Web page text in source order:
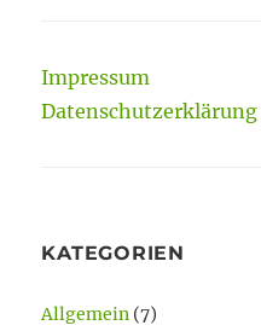
Impressum
Datenschutzerklärung
KATEGORIEN
Allgemein (7)